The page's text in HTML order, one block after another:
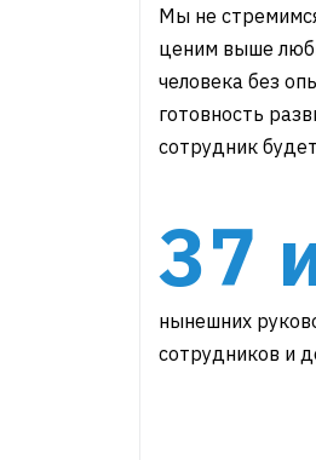
Мы не
ценим выше
человека без
готовность
сотрудник
37
нынешних
сотрудников и